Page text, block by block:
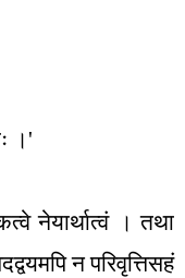
। '
नेयार्थात्वं । तथा
न परिवृत्तिसहं